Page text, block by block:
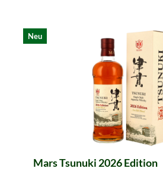
Neu
Mars Tsunuki 2026 Edition